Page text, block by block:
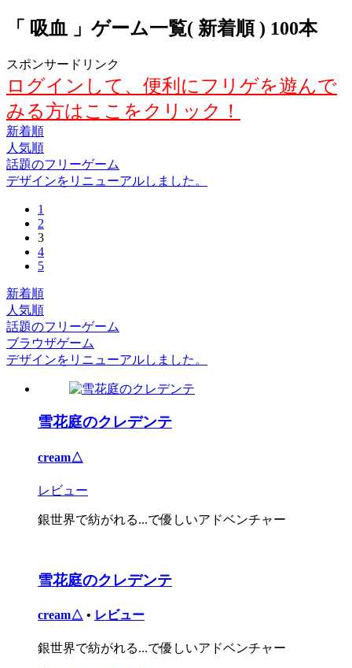
「 吸血 」ゲーム一覧( 新着順 ) 100本
スポンサードリンク
ログインして、便利にフリゲを遊んで
みる方はここをクリック！
新着順
人気順
話題のフリーゲーム
デザインをリニューアルしました。
1
2
3
4
5
新着順
人気順
話題のフリーゲーム
ブラウザゲーム
デザインをリニューアルしました。
雪花庭のクレデンテ
cream△
レビュー
銀世界で紡がれる...で優しいアドベンチャー
雪花庭のクレデンテ
cream△ • レビュー
銀世界で紡がれる...で優しいアドベンチャー